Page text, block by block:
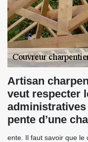
Artisan
veut respecter
pente d’une
ente. Il faut savoir que le